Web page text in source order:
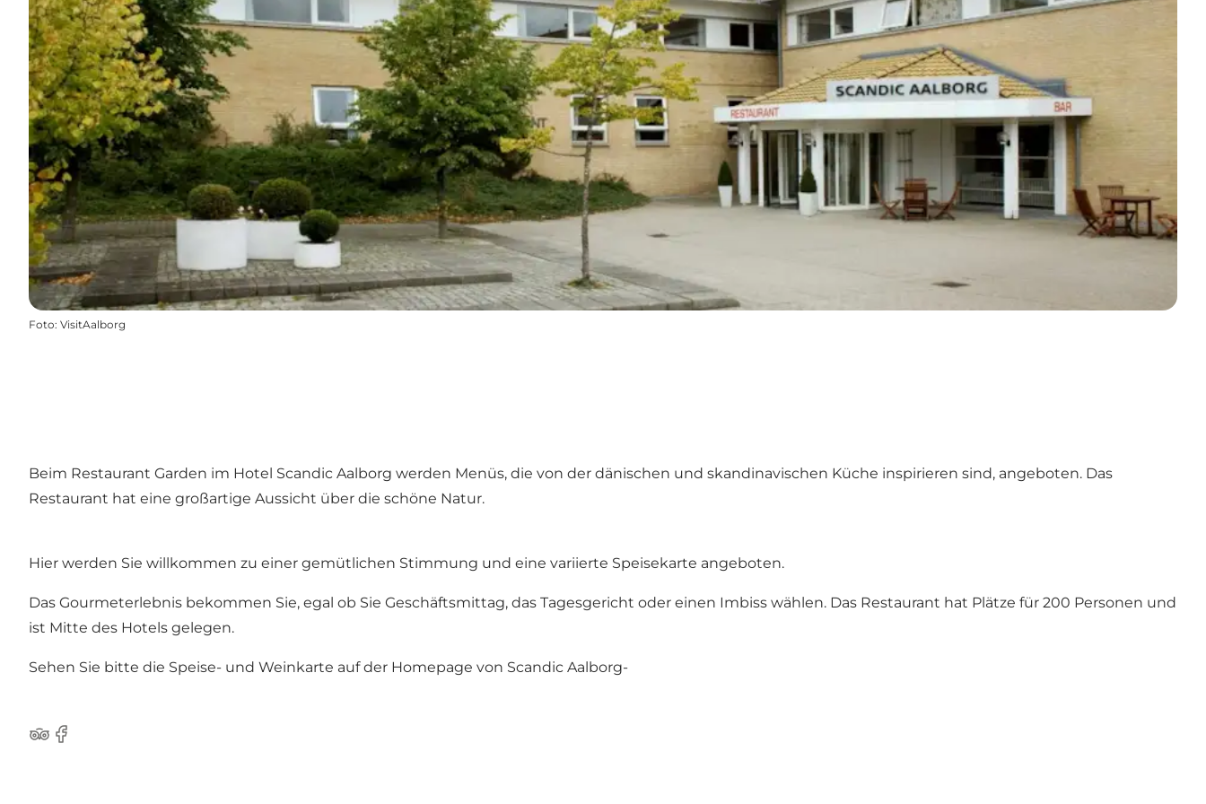
Foto: VisitAalborg
Beim Restaurant Garden im Hotel Scandic Aalborg werden Menüs, die von der dänischen und skandinavischen Küche inspirieren sind, angeboten. Das
Restaurant hat eine großartige Aussicht über die schöne Natur.
Hier werden Sie willkommen zu einer gemütlichen Stimmung und eine variierte Speisekarte angeboten.
Das Gourmeterlebnis bekommen Sie, egal ob Sie Geschäftsmittag, das Tagesgericht oder einen Imbiss wählen. Das Restaurant hat Plätze für 200 Personen und
ist Mitte des Hotels gelegen.
Sehen Sie bitte die Speise- und Weinkarte auf der Homepage von Scandic Aalborg-
Tripadvisor
Facebook